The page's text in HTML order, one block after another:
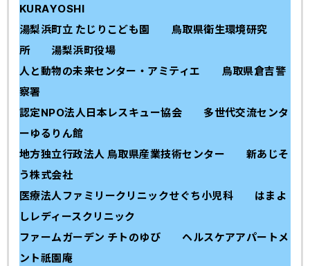
KURAYOSHI
湯梨浜町立 たじりこども園 鳥取県衛生環境研究
所
湯梨浜町役場
人と動物の未来センター・アミティエ 鳥取県倉吉警
察署
認定NPO法人日本レスキュー協会 多世代交流センタ
ーゆるりん館
地方独立行政法人 鳥取県産業技術センター 新あじそ
う株式会社
医療法人ファミリークリニックせぐち小児科 はまよ
しレディースクリニック
ファームガーデン チトのゆび ヘルスケアアパートメ
ント祇園庵